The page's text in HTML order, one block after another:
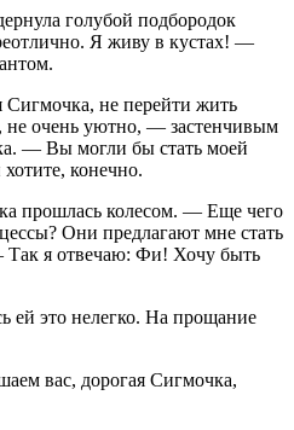
голубой подбородок
Я живу в кустах! —
не перейти жить
не очень уютно, — застенчивым
— Вы могли бы стать моей
конечно.
прошлась колесом. — Еще чего
Они предлагают мне стать
я отвечаю: Фи! Хочу быть
ей это нелегко. На прощание
вас, дорогая Сигмочка,